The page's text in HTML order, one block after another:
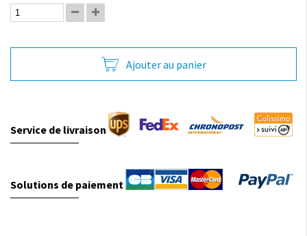
Ajouter au panier
Service de livraison
Solutions de paiement